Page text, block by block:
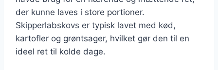
der kunne laves i store portioner.
Skipperlabskovs er typisk lavet med kød,
kartofler og grøntsager, hvilket gør den til en
ideel ret til kolde dage.